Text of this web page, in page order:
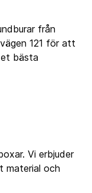
från
121 för att
bästa
Vi erbjuder
material och